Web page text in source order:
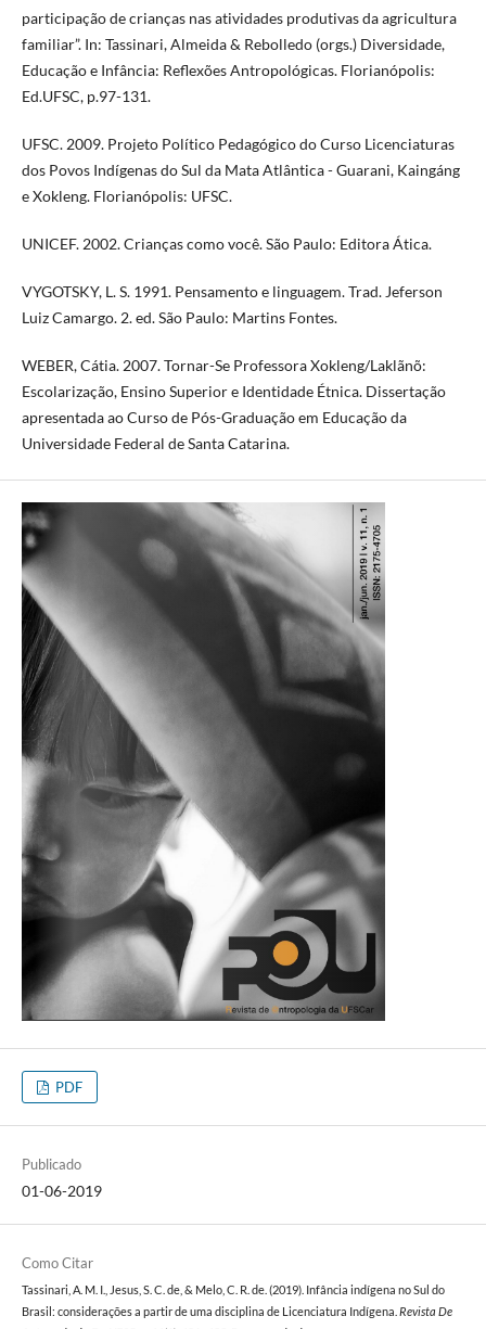
participação de crianças nas atividades produtivas da agricultura
familiar”. In: Tassinari, Almeida & Rebolledo (orgs.) Diversidade,
Educação e Infância: Reflexões Antropológicas. Florianópolis:
Ed.UFSC, p.97-131.
UFSC. 2009. Projeto Político Pedagógico do Curso Licenciaturas
dos Povos Indígenas do Sul da Mata Atlântica - Guarani, Kaingáng
e Xokleng. Florianópolis: UFSC.
UNICEF. 2002. Crianças como você. São Paulo: Editora Ática.
VYGOTSKY, L. S. 1991. Pensamento e linguagem. Trad. Jeferson
Luiz Camargo. 2. ed. São Paulo: Martins Fontes.
WEBER, Cátia. 2007. Tornar-Se Professora Xokleng/Laklãnõ:
Escolarização, Ensino Superior e Identidade Étnica. Dissertação
apresentada ao Curso de Pós-Graduação em Educação da
Universidade Federal de Santa Catarina.
PDF
Publicado
01-06-2019
Como Citar
Tassinari, A. M. I., Jesus, S. C. de, & Melo, C. R. de. (2019). Infância indígena no Sul do
Brasil: considerações a partir de uma disciplina de Licenciatura Indígena. Revista De